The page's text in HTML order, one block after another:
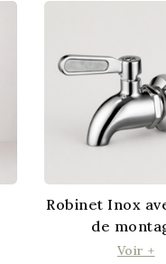
Robinet Inox
de
Voir +